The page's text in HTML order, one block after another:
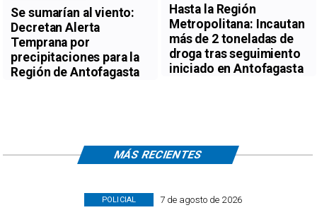
Se sumarían al viento:
Decretan Alerta
Temprana por
precipitaciones para la
Región de Antofagasta
Hasta la Región
Metropolitana: Incautan
más de 2 toneladas de
droga tras seguimiento
iniciado en Antofagasta
7 de agosto de 2026
POLICIAL
MÁS RECIENTES